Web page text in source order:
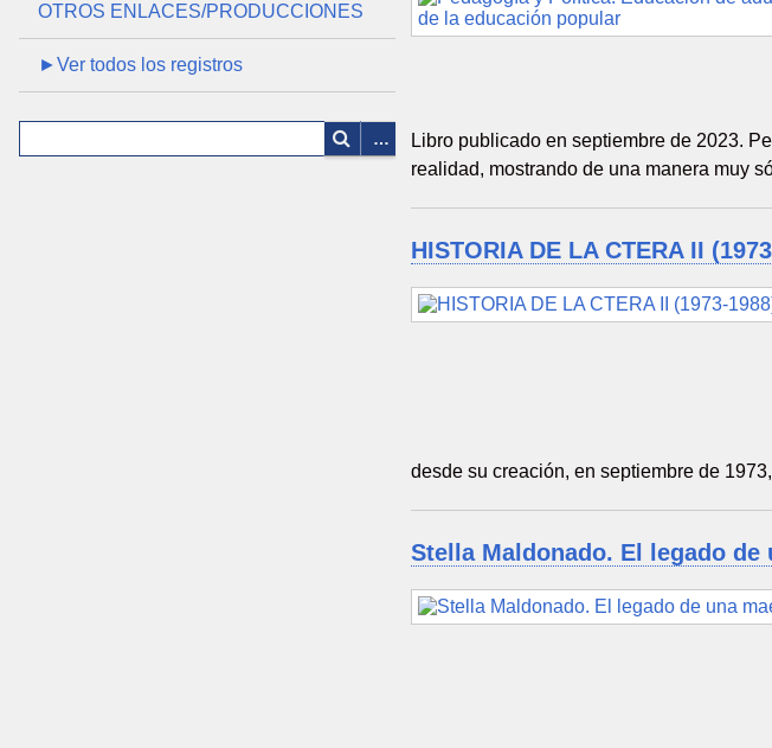
OTROS ENLACES/PRODUCCIONES
►Ver todos los registros
Libro publicado en septiembre de 2023.
realidad, mostrando de una manera muy
HISTORIA DE LA CTERA II
desde su creación, en septiembre de
Stella Maldonado. El legado